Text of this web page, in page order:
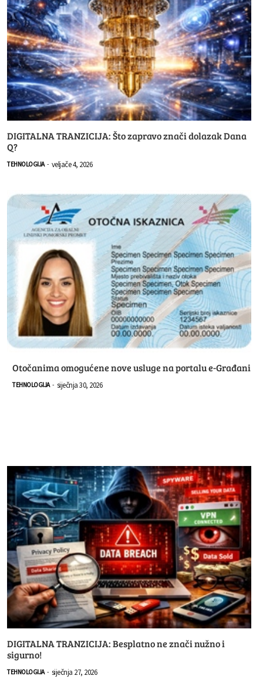
DIGITALNA TRANZICIJA: Što zapravo znači dolazak Dana
Q?
TEHNOLOGIJA - veljače 4, 2026
Otočanima omogućene nove usluge na portalu e-Građani
TEHNOLOGIJA - siječnja 30, 2026
DIGITALNA TRANZICIJA: Besplatno ne znači nužno i
sigurno!
TEHNOLOGIJA - siječnja 27, 2026